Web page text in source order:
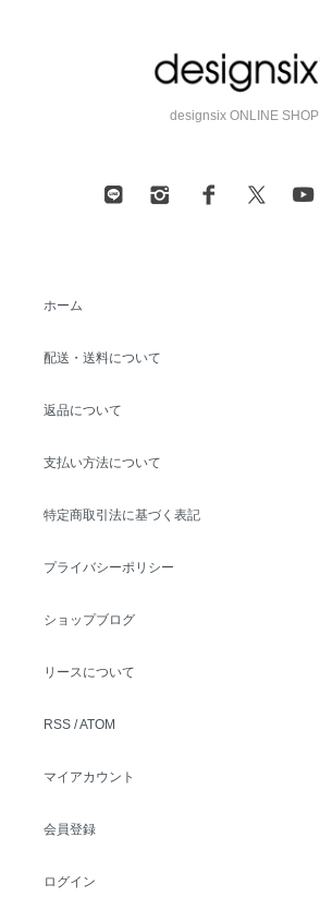
designsix ONLINE SHOP
ホーム
配送・送料について
返品について
支払い方法について
特定商取引法に基づく表記
プライバシーポリシー
ショップブログ
リースについて
RSS /ATOM
マイアカウント
会員登録
ログイン